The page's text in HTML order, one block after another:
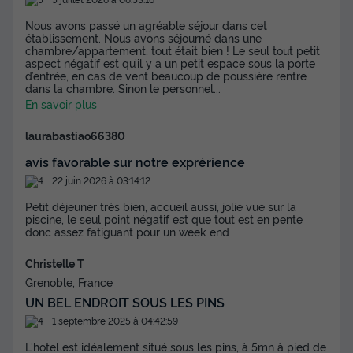
Adultes
2
LODGE 2 personnes - Canvas Lodge Queen B&B
Modifier les dates
1 092,96 €
Prix de comparaison
Voir les disponibilités
Nous avons passé un agréable séjour dans cet
établissement. Nous avons séjourné dans une
chambre/appartement, tout était bien ! Le seul tout petit
aspect négatif est qu’il y a un petit espace sous la porte
d’entrée, en cas de vent beaucoup de poussière rentre
dans la chambre. Sinon le personnel
En savoir plus
laurabastiao66380
avis favorable sur notre exprérience
22 juin 2026 à 03:14:12
Petit déjeuner très bien, accueil aussi, jolie vue sur la
piscine, le seul point négatif est que tout est en pente
donc assez fatiguant pour un week end
Christelle T
Grenoble, France
UN BEL ENDROIT SOUS LES PINS
1 septembre 2025 à 04:42:59
L'hotel est idéalement situé sous les pins, à 5mn à pied de